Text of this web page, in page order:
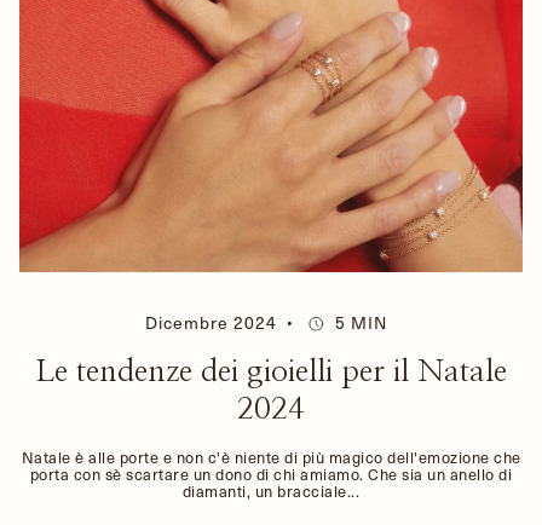
Dicembre 2024 5 MIN
Le tendenze dei gioielli per il Natale
2024
Natale è alle porte e non c'è niente di più magico dell'emozione che
porta con sè scartare un dono di chi amiamo. Che sia un anello di
diamanti, un bracciale...